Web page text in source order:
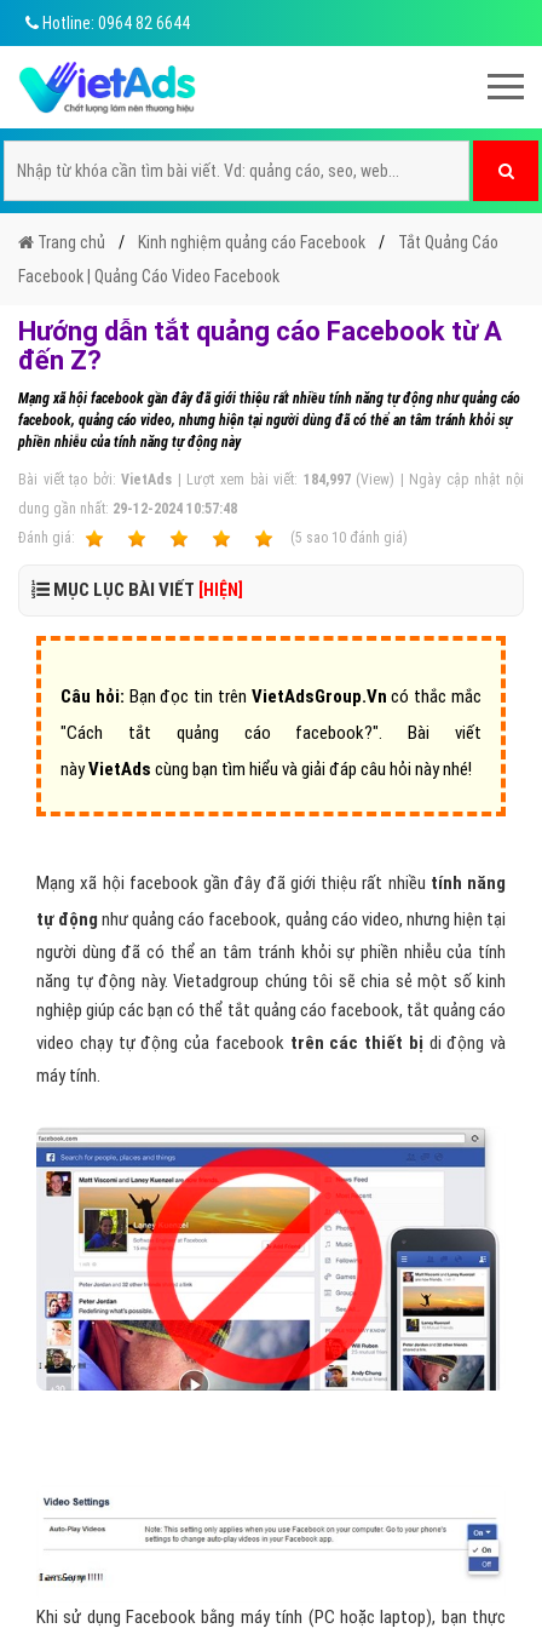
Hotline: 0964 82 6644
Trang chủ Kinh nghiệm quảng cáo Facebook
Tắt Quảng Cáo
Facebook | Quảng Cáo Video Facebook
Hướng dẫn tắt quảng cáo Facebook từ A
đến Z?
Mạng xã hội facebook gần đây đã giới thiệu rất nhiều tính năng tự động như quảng cáo
facebook, quảng cáo video, nhưng hiện tại người dùng đã có thể an tâm tránh khỏi sự
phiền nhiễu của tính năng tự động này
Bài viết tạo bởi:VietAds | Lượt xem bài viết: 184,997(View) | Ngày cập nhật nội
dung gần nhất: 29-12-2024 10:57:48
Ðánh giá:
(5 sao 10 đánh giá)
MỤC LỤC BÀI VIẾT [HIỆN]
Câu hỏi: Bạn đọc tin trên VietAdsGroup.Vn có thắc mắc
"Cách tắt quảng cáo facebook?".Bài viết
nàyVietAds cùng bạn tìm hiểu và giải đáp câu hỏi này nhé!
Mạng xã hội facebook gần đây đã giới thiệu rất nhiều tính năng
tự động như quảng cáo facebook, quảng cáo video, nhưng hiện tại
người dùng đã có thể an tâm tránh khỏi sự phiền nhiễu của tính
năng tự động này. Vietadgroup chúng tôi sẽ chia sẻ một số kinh
nghiệp giúp các bạn có thể tắt quảng cáo facebook, tắt quảng cáo
video chạy tự động của facebook trên các thiết bị di động và
máy tính.
Khi sử dụng Facebook bằng máy tính (PC hoặc laptop), bạn thực